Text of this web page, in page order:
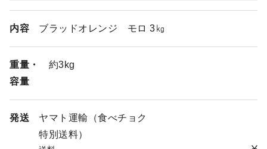
内容 ブラッドオレンジ モロ 3㎏
重量・
容量
約3kg
発送
ヤマト運輸（食べチョク
特別送料）